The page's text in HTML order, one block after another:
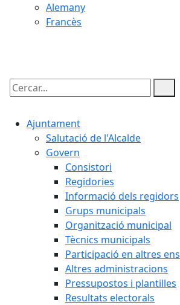
Alemany
Francès
Cercar:
Ajuntament
Salutació de l'Alcalde
Govern
Consistori
Regidories
Informació dels regidors
Grups municipals
Organització municipal
Tècnics municipals
Participació en altres ens
Altres administracions
Pressupostos i plantilles
Resultats electorals